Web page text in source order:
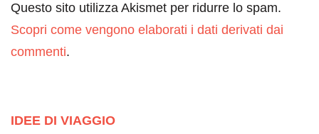
Questo sito utilizza Akismet per ridurre lo spam.
Scopri come vengono elaborati i dati derivati dai
commenti.
IDEE DI VIAGGIO